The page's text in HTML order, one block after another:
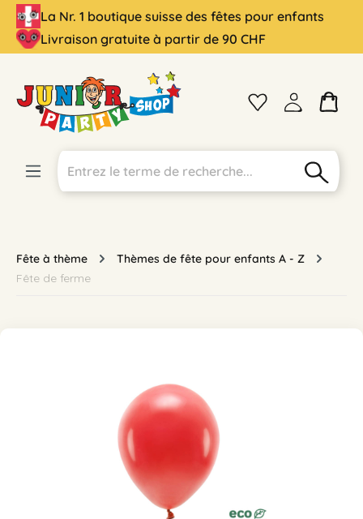
principal
La Nr. 1 boutique suisse des fêtes pour enfants
Livraison gratuite à partir de 90 CHF
Fête à thème
Thèmes de fête pour enfants A - Z
Fête de ferme